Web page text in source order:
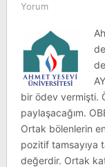
Yorum
bir ödev vermişti.
paylaşacağım.
Ortak bölenlerin
pozitif tamsayıya
değerdir. Ortak